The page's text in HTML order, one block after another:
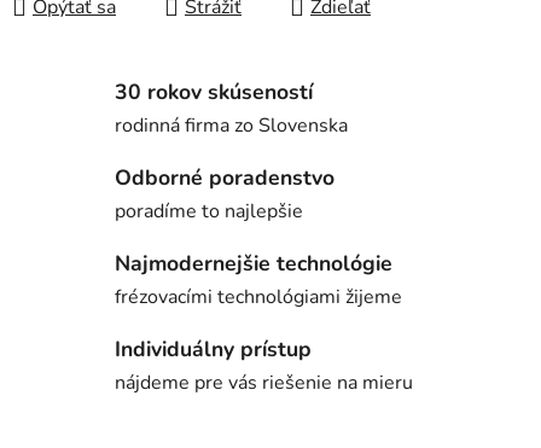
Opýtať sa Strážiť Zdieľať
30 rokov skúseností
rodinná firma zo Slovenska
Odborné poradenstvo
poradíme to najlepšie
Najmodernejšie technológie
frézovacími technológiami žijeme
Individuálny prístup
nájdeme pre vás riešenie na mieru